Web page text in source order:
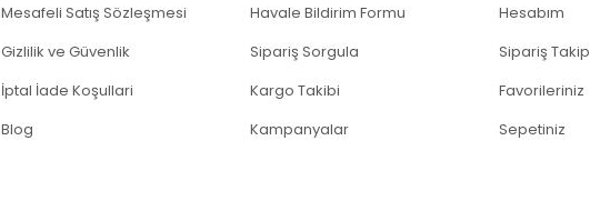
Mesafeli Satış Sözleşmesi
Gizlilik ve Güvenlik
İptal İade Koşullari
Blog
Havale Bildirim Formu
Sipariş Sorgula
Kargo Takibi
Kampanyalar
Hesabım
Sipariş Takip
Favorileriniz
Sepetiniz